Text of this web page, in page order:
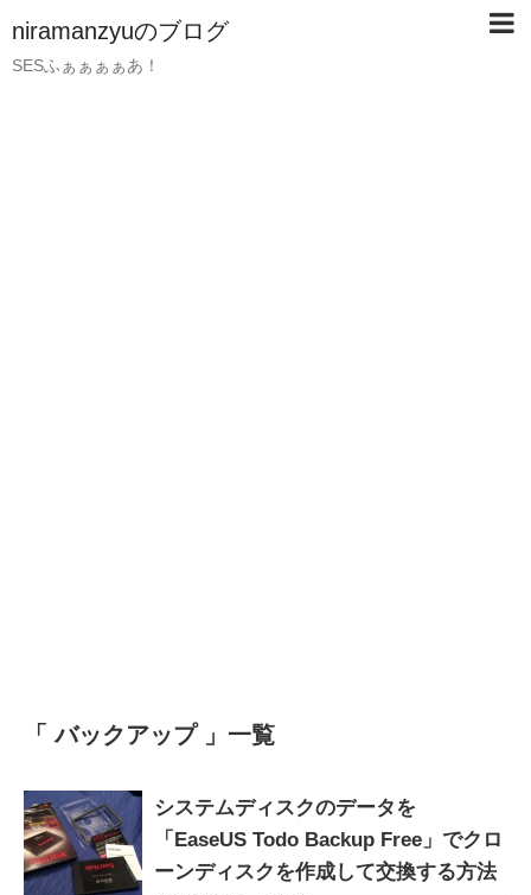
niramanzyuのブログ
SESふぁぁぁぁあ！
「 バックアップ 」一覧
システムディスクのデータを
「EaseUS Todo Backup Free」でクロ
ーンディスクを作成して交換する方法